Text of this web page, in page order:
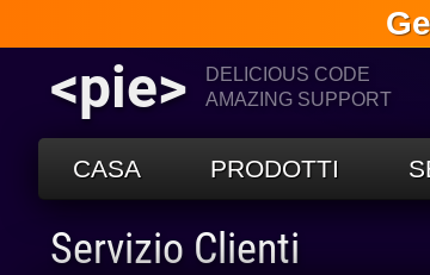
<pie>
DELICIOUS CODE
AMAZING SUPPORT
CASA PRODOTTI
Servizio Clienti